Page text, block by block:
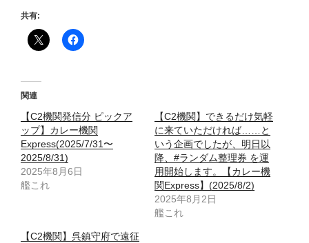
共有:
関連
【C2機関発信分 ピックア
ップ】カレー機関
Express(2025/7/31〜
2025/8/31)
2025年8月6日
艦これ
【C2機関】できるだけ気軽
に来ていただければ……と
いう企画でしたが、明日以
降、#ランダム整理券 を運
用開始します。【カレー機
関Express】(2025/8/2)
2025年8月2日
艦これ
【C2機関】呉鎮守府で遠征